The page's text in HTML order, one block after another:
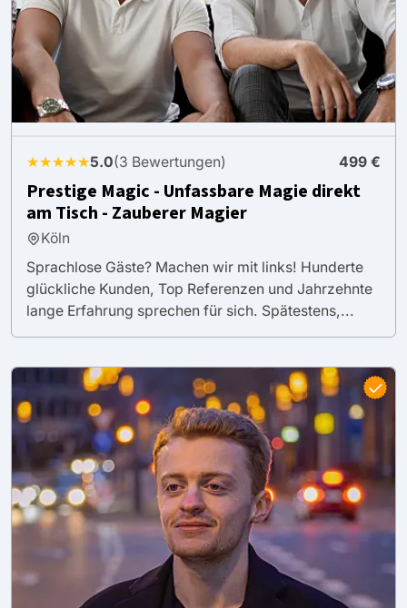
★★★★★5.0(3 Bewertungen) 499 €
Prestige Magic - Unfassbare Magie direkt
am Tisch - Zauberer Magier
Köln
Sprachlose Gäste? Machen wir mit links! Hunderte
glückliche Kunden, Top Referenzen und Jahrzehnte
lange Erfahrung sprechen für sich. Spätestens,...